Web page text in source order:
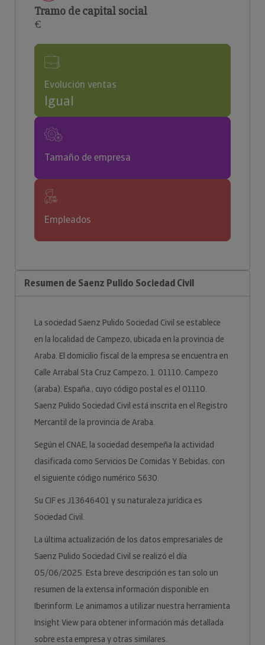
Tramo de capital social
€
Evolución ventas
Igual
Tamaño de empresa
Empleados
Resumen de Saenz Pulido Sociedad Civil
La sociedad Saenz Pulido Sociedad Civil se establece
en la localidad de Campezo, ubicada en la provincia de
Araba. El domicilio fiscal de la empresa se encuentra en
Calle Arrabal Sta Cruz Campezo, 1. 01110, Campezo
(araba). España., cuyo código postal es el 01110.
Saenz Pulido Sociedad Civil está inscrita en el Registro
Mercantil de la provincia de Araba.
Según el CNAE, la sociedad desempeña la actividad
clasificada como Servicios De Comidas Y Bebidas, con
el siguiente código numérico 5630.
Su CIF es J13646401 y su naturaleza jurídica es
Sociedad Civil.
La última actualización de los datos empresariales de
Saenz Pulido Sociedad Civil se realizó el día
05/06/2025. Esta breve descripción es tan solo un
resumen de la extensa información disponible en
Iberinform. Le animamos a utilizar nuestra herramienta
Insight View para obtener información más detallada
sobre esta empresa y otras similares.